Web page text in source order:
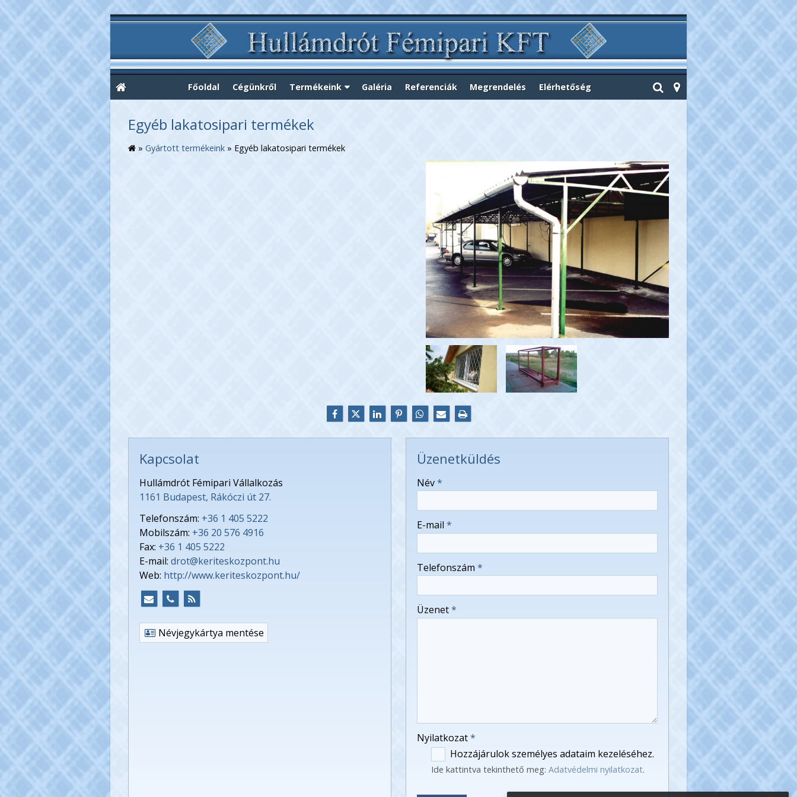
Főoldal Cégünkről Termékeink Galéria Referenciák Megrendelés Elérhetőség
Egyéb lakatosipari termékek
» Gyártott termékeink » Egyéb lakatosipari termékek
Kapcsolat
Hullámdrót Fémipari Vállalkozás
1161 Budapest, Rákóczi út 27.
Telefonszám: +36 1 405 5222
Mobilszám: +36 20 576 4916
Fax: +36 1 405 5222
E-mail: drot@keriteskozpont.hu
Web: http://www.keriteskozpont.hu/
Névjegykártya mentése
Üzenetküldés
-
Név*
E-mail *
Telefonszám *
Üzenet*
Nyilatkozat*
Hozzájárulok személyes adataim kezeléséhez.
Ide kattintva tekinthető meg: Adatvédelmi nyilatkozat.